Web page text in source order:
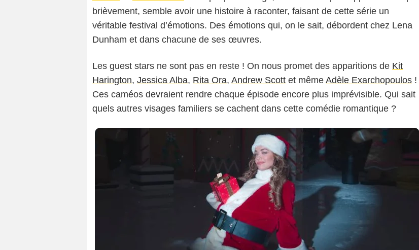
brièvement, semble avoir une histoire à raconter, faisant de cette série un
véritable festival d’émotions. Des émotions qui, on le sait, débordent chez Lena
Dunham et dans chacune de ses œuvres.
Les guest stars ne sont pas en reste ! On nous promet des apparitions de Kit
Harington, Jessica Alba, Rita Ora, Andrew Scott et même Adèle Exarchopoulos !
Ces caméos devraient rendre chaque épisode encore plus imprévisible. Qui sait
quels autres visages familiers se cachent dans cette comédie romantique ?